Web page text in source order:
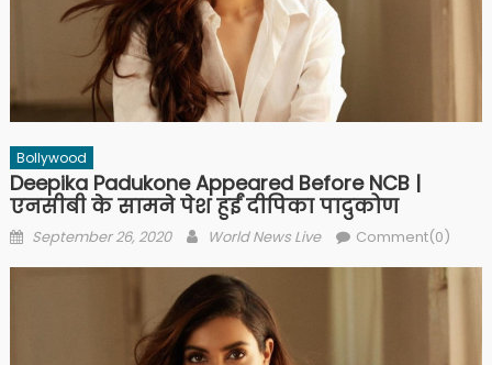
Bollywood
Deepika Padukone Appeared Before NCB |
एनसीबी के सामने पेश हुईं दीपिका पादुकोण
Posted on
September 26, 2020 Author
World News Live Comment(0)